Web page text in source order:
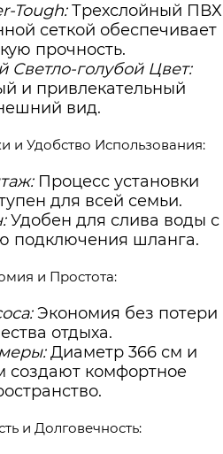
Tough:Трехслойный ПВХ
сеткой обеспечивает
прочность.
Светло-голубой Цвет:
и привлекательный
вид.
и Удобство Использования:
Процесс установки
для всей семьи.
Удобен для слива воды с
подключения шланга.
и Простота:
Экономия без потери
отдыха.
Диаметр 366 см и
создают комфортное
и Долговечность: